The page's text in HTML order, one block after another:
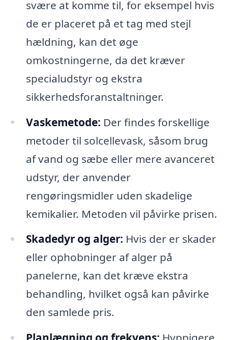
svære at komme til, for eksempel hvis
de er placeret på et tag med stejl
hældning, kan det øge
omkostningerne, da det kræver
specialudstyr og ekstra
sikkerhedsforanstaltninger.
Vaskemetode: Der findes forskellige
metoder til solcellevask, såsom brug
af vand og sæbe eller mere avanceret
udstyr, der anvender
rengøringsmidler uden skadelige
kemikalier. Metoden vil påvirke prisen.
Skadedyr og alger: Hvis der er skader
eller ophobninger af alger på
panelerne, kan det kræve ekstra
behandling, hvilket også kan påvirke
den samlede pris.